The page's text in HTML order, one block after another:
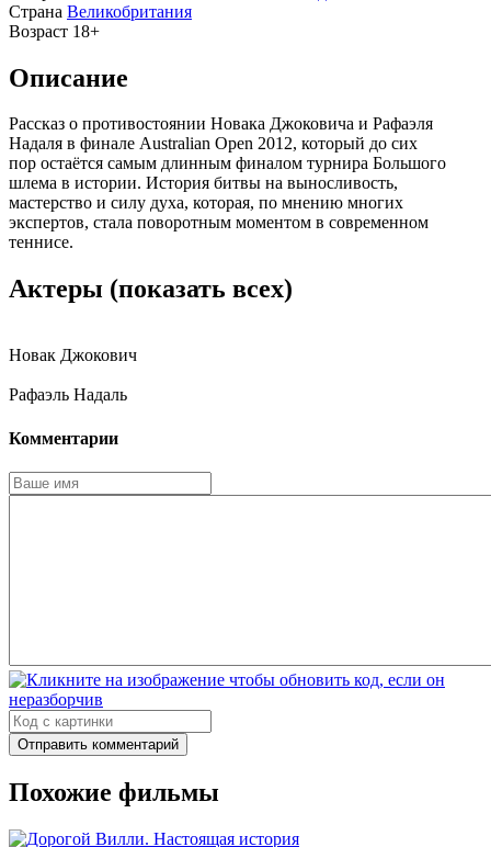
Страна Великобритания
Возраст 18+
Описание
Рассказ о противостоянии Новака Джоковича и Рафаэля
Надаля в финале Australian Open 2012, который до сих
пор остаётся самым длинным финалом турнира Большого
шлема в истории. История битвы на выносливость,
мастерство и силу духа, которая, по мнению многих
экспертов, стала поворотным моментом в современном
теннисе.
Актеры (показать всех)
Новак Джокович
Рафаэль Надаль
Комментарии
Отправить комментарий
Похожие фильмы